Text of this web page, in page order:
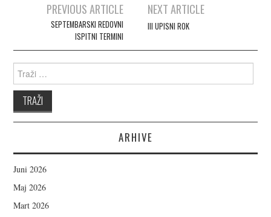
Post navigation
PREVIOUS ARTICLE
SEPTEMBARSKI REDOVNI
ISPITNI TERMINI
NEXT ARTICLE
III UPISNI ROK
Search for:
ARHIVE
Juni 2026
Maj 2026
Mart 2026